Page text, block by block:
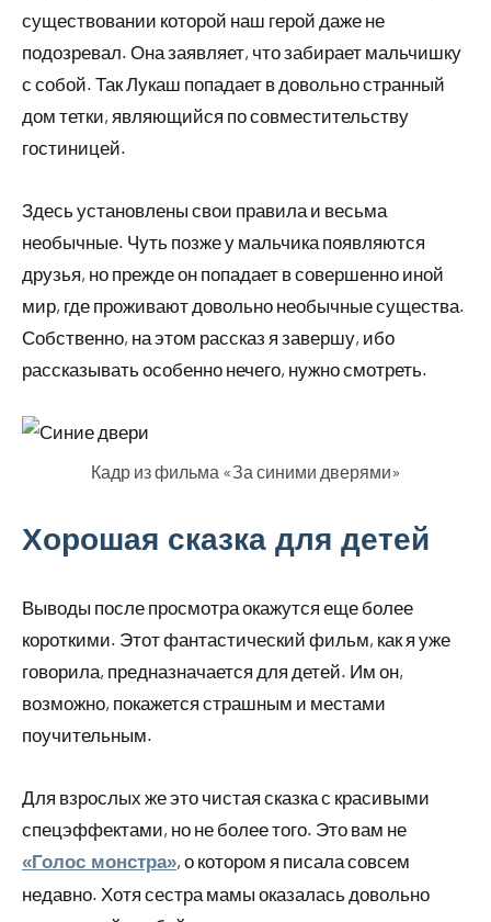
существовании которой наш герой даже не
подозревал. Она заявляет, что забирает мальчишку
с собой. Так Лукаш попадает в довольно странный
дом тетки, являющийся по совместительству
гостиницей.
Здесь установлены свои правила и весьма
необычные. Чуть позже у мальчика появляются
друзья, но прежде он попадает в совершенно иной
мир, где проживают довольно необычные существа.
Собственно, на этом рассказ я завершу, ибо
рассказывать особенно нечего, нужно смотреть.
Кадр из фильма «За синими дверями»
Хорошая сказка для детей
Выводы после просмотра окажутся еще более
короткими. Этот фантастический фильм, как я уже
говорила, предназначается для детей. Им он,
возможно, покажется страшным и местами
поучительным.
Для взрослых же это чистая сказка с красивыми
спецэффектами, но не более того. Это вам не
«Голос монстра», о котором я писала совсем
недавно. Хотя сестра мамы оказалась довольно